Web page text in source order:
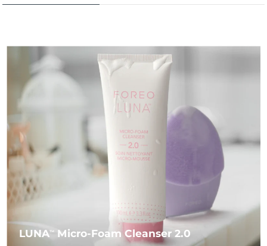
LUNATM Micro-Foam Cleanser 2.0